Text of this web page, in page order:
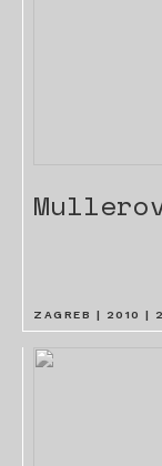
ZAGREB | 2010 |